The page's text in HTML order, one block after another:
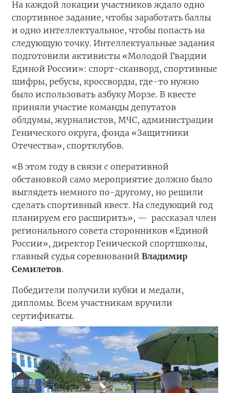
На каждой локации участников ждало одно
спортивное задание, чтобы заработать баллы
и одно интеллектуальное, чтобы попасть на
следующую точку. Интеллектуальные задания
подготовили активисты «Молодой Гвардии
Единой России»: спорт-сканворд, спортивные
шифры, ребусы, кроссворды, где-то нужно
было использовать азбуку Морзе. В квесте
приняли участие команды депутатов
облдумы, журналистов, МЧС, администрации
Генического округа, фонда «Защитники
Отечества», спортклубов.
«В этом году в связи с оперативной
обстановкой само мероприятие должно было
выглядеть немного по-другому, но решили
сделать спортивный квест. На следующий год
планируем его расширить», — рассказал член
регионального совета сторонников «Единой
России», директор Генической спортшколы,
главный судья соревнований Владимир
Семилетов.
Победители получили кубки и медали,
дипломы. Всем участникам вручили
сертификаты.